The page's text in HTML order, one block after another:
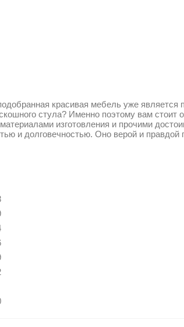
красивая мебель уже
стула? Именно поэтому вам
изготовления и прочими
и долговечностью. Оно верой и